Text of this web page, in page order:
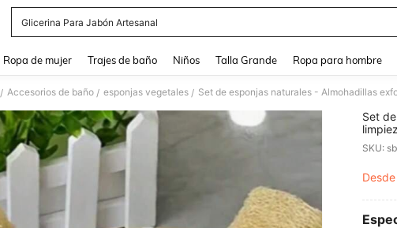
Glicerina Para Jabón Artesanal
Ropa de mujer Trajes de baño Niños Talla Grande Ropa para hombre
/ Accesorios de baño / esponjas vegetales /
Set
de
SKU:
Desde